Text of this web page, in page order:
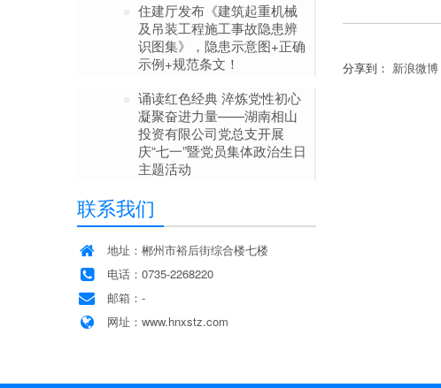
住建厅发布《建筑起重机械
及吊装工程施工事故隐患辨
识图集》，隐患示意图+正确
示例+规范条文！
诵读红色经典 淬炼党性初心
凝聚奋进力量——湖南相山
投资有限公司党总支开展
庆“七一”暨党员集体政治生日
主题活动
联系我们
地址：郴州市裕后街综合楼七楼
电话：0735-2268220
邮箱：-
网址：www.hnxstz.com
分享到： 新浪微博